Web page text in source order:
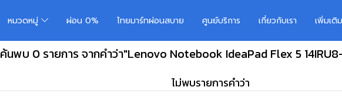
หมวดหมู่ ผ่อน 0% ไทยมาร์ทผ่อนสบาย ศูนย์บริการ เกี่ยวกับเรา เพิ่มเติม
ค้นพบ 0 รายการ จากคำว่า"Lenovo Notebook IdeaPad Flex 5
ไม่พบรายการคำว่า